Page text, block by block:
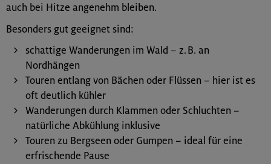
auch bei Hitze angenehm bleiben.
Besonders gut geeignet sind:
schattige Wanderungen im Wald – z. B. an
Nordhängen
Touren entlang von Bächen oder Flüssen – hier ist es
oft deutlich kühler
Wanderungen durch Klammen oder Schluchten –
natürliche Abkühlung inklusive
Touren zu Bergseen oder Gumpen – ideal für eine
erfrischende Pause